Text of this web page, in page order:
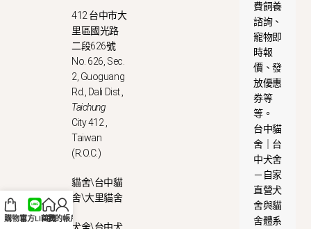
412 台中市大
里區國光路
二段626號
No. 626, Sec.
2, Guoguang
Rd., Dali Dist.,
Taichung
City 412 ,
Taiwan
(R.O.C.)
貓舍\台中貓
舍\大里貓舍
犬舍\台中犬
費飼養
諮詢、
寵物即
時報
價、發
放優惠
券等
等。
台中貓
舍｜台
中犬舍
－自家
直營犬
舍與貓
舍體系
購物車官方LINE
首頁我的帳戶